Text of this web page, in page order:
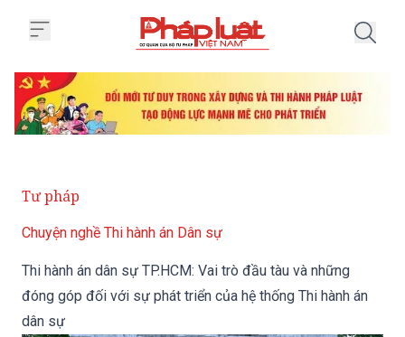
Tư pháp
Chuyện nghề Thi hành án Dân sự
Thi hành án dân sự TP.HCM: Vai trò đầu tàu và những
đóng góp đối với sự phát triển của hệ thống Thi hành án
dân sự